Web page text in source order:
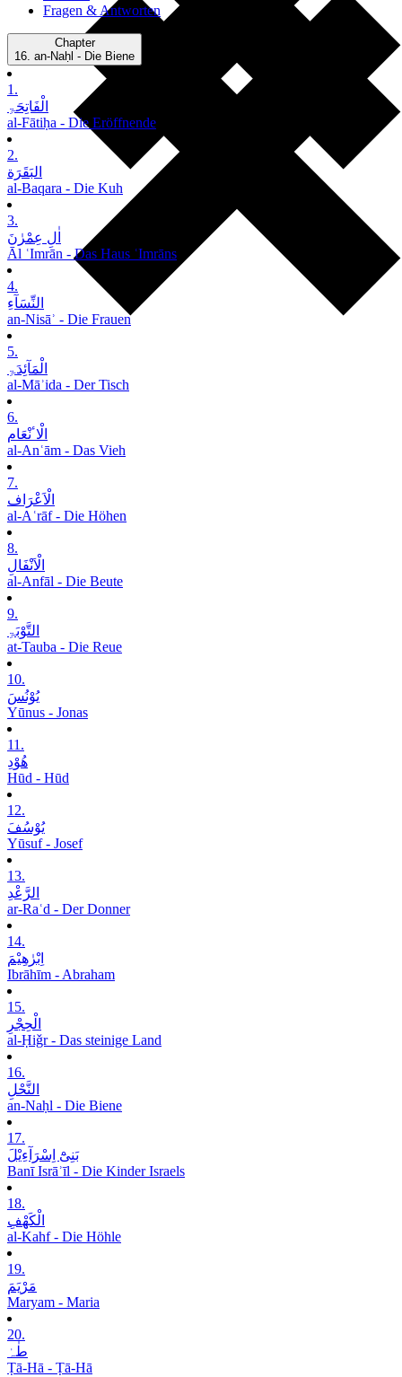
Fragen & Antworten
Chapter
16. an-Naḥl - Die Biene
1.
الْفَاتِحَۃِ
al-Fātiḥa - Die Eröffnende
2.
البَقَرَة
al-Baqara - Die Kuh
3.
اٰلِ عِمْرٰنَ
Āl ʿImrān - Das Haus ʿImrāns
4.
النِّسَآءِ
an-Nisāʾ - Die Frauen
5.
الْمَآئِدَۃِ
al-Māʾida - Der Tisch
6.
الْاٴنْعَام
al-Anʿām - Das Vieh
7.
الْاَعْرَاف
al-Aʿrāf - Die Höhen
8.
الْاَنْفَالِ
al-Anfāl - Die Beute
9.
التَّوْبَۃِ
at-Tauba - Die Reue
10.
یُوْنُسَ
Yūnus - Jonas
11.
ھُوْدِ
Hūd - Hūd
12.
یُوْسُفَ
Yūsuf - Josef
13.
الرَّعْدِ
ar-Raʿd - Der Donner
14.
اِبْرٰھِیْمَ
Ibrāhīm - Abraham
15.
الْحِجْرِ
al-Ḥiǧr - Das steinige Land
16.
النَّحْلِ
an-Naḥl - Die Biene
17.
بَنِیْٓ اِسْرَآءِیْلَ
Banī Isrāʾīl - Die Kinder Israels
18.
الْکَھْفِ
al-Kahf - Die Höhle
19.
مَرْیَمَ
Maryam - Maria
20.
طٰہٰ
Ṭā-Hā - Ṭā-Hā